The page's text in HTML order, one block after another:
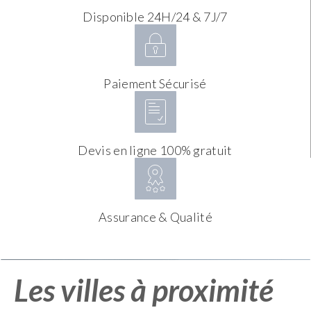
Disponible 24H/24 & 7J/7
Paiement Sécurisé
Devis en ligne 100% gratuit
Assurance & Qualité
Les villes à proximité